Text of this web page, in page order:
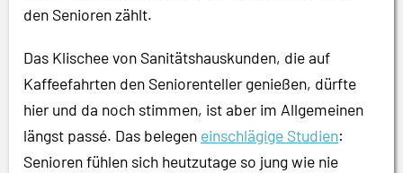
den Senioren zählt.
Das Klischee von Sanitätshauskunden, die auf
Kaffeefahrten den Seniorenteller genießen, dürfte
hier und da noch stimmen, ist aber im Allgemeinen
längst passé. Das belegen einschlägige Studien:
Senioren fühlen sich heutzutage so jung wie nie